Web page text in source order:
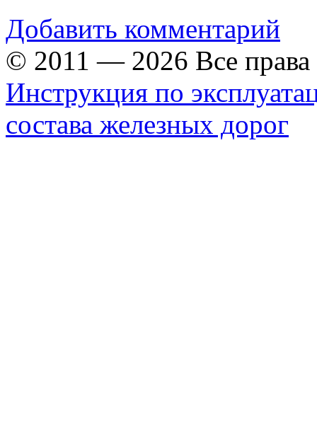
Добавить комментарий
© 2011 — 2026 Все
Инструкция по
состава железных дорог